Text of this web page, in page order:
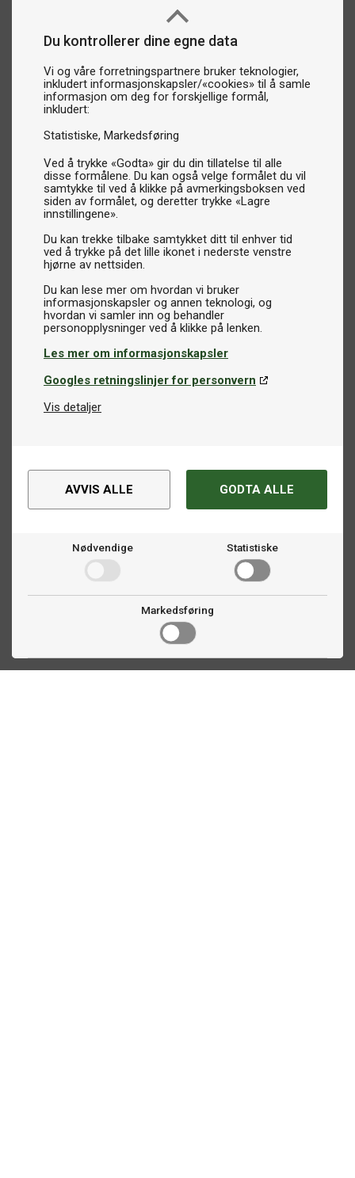
Du kontrollerer dine egne data
Vi og våre forretningspartnere bruker teknologier,
inkludert informasjonskapsler/«cookies» til å samle
informasjon om deg for forskjellige formål,
inkludert:
Statistiske Markedsføring
Ved å trykke «Godta» gir du din tillatelse til alle
disse formålene. Du kan også velge formålet du vil
samtykke til ved å klikke på avmerkingsboksen ved
siden av formålet, og deretter trykke «Lagre
innstillingene».
Du kan trekke tilbake samtykket ditt til enhver tid
ved å trykke på det lille ikonet i nederste venstre
hjørne av nettsiden.
Du kan lese mer om hvordan vi bruker
informasjonskapsler og annen teknologi, og
hvordan vi samler inn og behandler
Les mer om informasjonskapsler
Googles retningslinjer for personvern
Vis detaljer
AVVIS ALLE GODTA ALLE
Nødvendige Statistiske
Markedsføring